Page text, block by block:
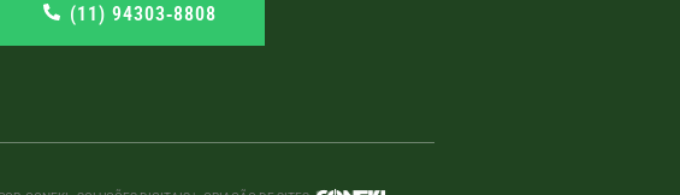
(11) 94303‑8808